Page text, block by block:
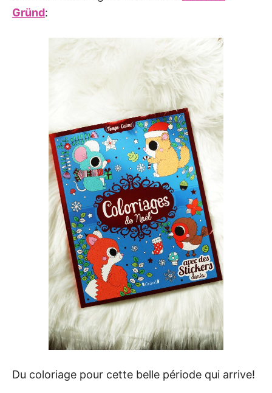
Gründ:
Du coloriage pour cette belle période qui arrive!